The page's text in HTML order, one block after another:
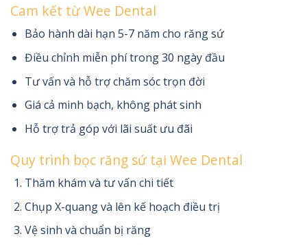
Cam kết từ Wee Dental
Bảo hành dài hạn 5-7 năm cho răng sứ
Điều chỉnh miễn phí trong 30 ngày đầu
Tư vấn và hỗ trợ chăm sóc trọn đời
Giá cả minh bạch, không phát sinh
Hỗ trợ trả góp với lãi suất ưu đãi
Quy trình bọc răng sứ tại Wee Dental
Thăm khám và tư vấn chi tiết
Chụp X-quang và lên kế hoạch điều trị
Vệ sinh và chuẩn bị răng